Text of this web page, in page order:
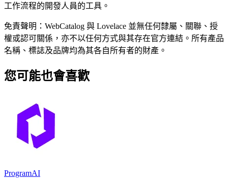
工作流程的開發人員的工具。
免責聲明：WebCatalog 與 Lovelace 並無任何隸屬、關聯、授
權或認可關係，亦不以任何方式與其存在官方連結。所有產品
名稱、標誌及品牌均為其各自所有者的財產。
您可能也會喜歡
ProgramAI